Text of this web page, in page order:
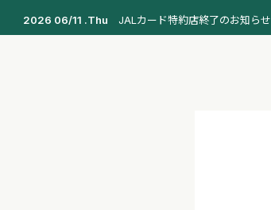
2026 06/11 .Thu JALカード特約店終了のお知らせ